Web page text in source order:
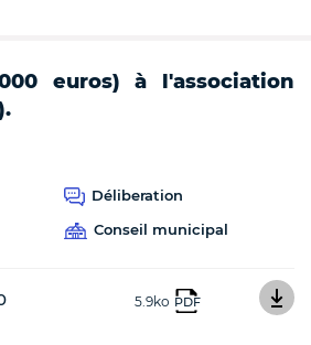
euros) à l'association
Déliberation
Conseil municipal
5.9ko PDF